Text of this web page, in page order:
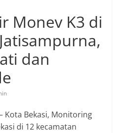
Monev K3 di
dan
Kota Bekasi, Monitoring
di 12 kecamatan